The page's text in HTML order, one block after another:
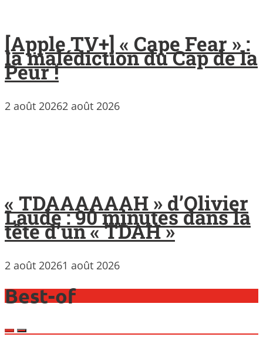
[Apple TV+] « Cape Fear » :
la malédiction du Cap de la
Peur !
2 août 20262 août 2026
« TDAAAAAAH » d’Olivier
Laude : 90 minutes dans la
tête d’un « TDAH »
2 août 20261 août 2026
Best-of